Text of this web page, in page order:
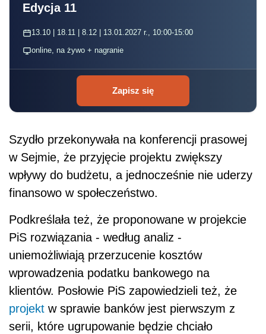
Edycja 11
13.10 | 18.11 | 8.12 | 13.01.2027 r., 10:00-15:00
online, na żywo + nagranie
Zapisz się
Szydło przekonywała na konferencji prasowej
w Sejmie, że przyjęcie projektu zwiększy
wpływy do budżetu, a jednocześnie nie uderzy
finansowo w społeczeństwo.
Podkreślała też, że proponowane w projekcie
PiS rozwiązania - według analiz -
uniemożliwiają przerzucenie kosztów
wprowadzenia podatku bankowego na
klientów. Posłowie PiS zapowiedzieli też, że
projekt w sprawie banków jest pierwszym z
serii, które ugrupowanie będzie chciało